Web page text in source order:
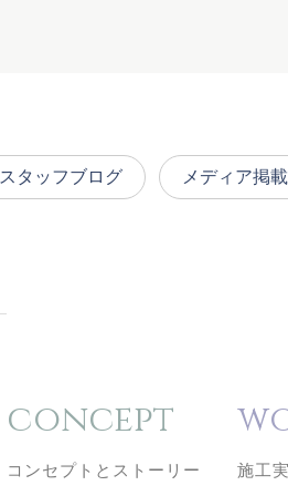
スタッフブログ メディア掲載
concept
コンセプトとストーリー 施工